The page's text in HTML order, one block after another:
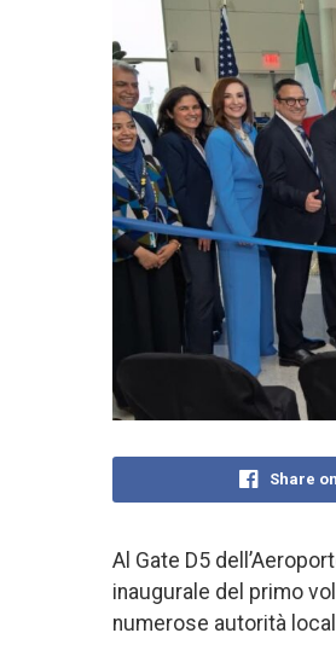
Share
Al Gate D5
inaugurale del primo
numerose autorità